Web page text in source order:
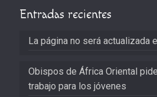
Entradas recientes
La página no será actualizada
Obispos de África Oriental
trabajo para los jóvenes